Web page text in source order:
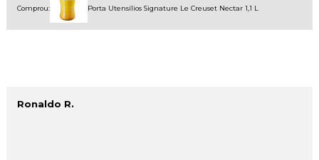
Comprou: Porta Utensílios Signature Le Creuset Nectar 1,1 L
Ronaldo R.